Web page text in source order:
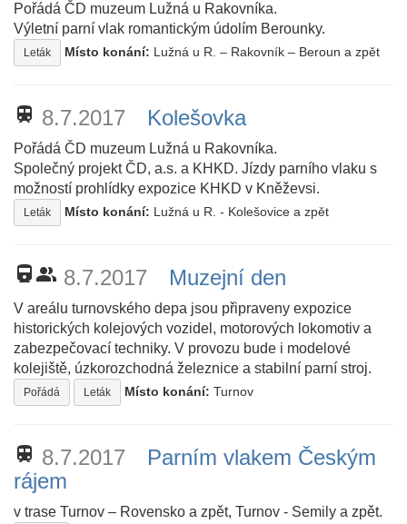
Pořádá ČD muzeum Lužná u Rakovníka.
Výletní parní vlak romantickým údolím Berounky.
Leták Místo konání: Lužná u R. – Rakovník – Beroun a zpět
train 8.7.2017 Kolešovka
Pořádá ČD muzeum Lužná u Rakovníka.
Společný projekt ČD, a.s. a KHKD. Jízdy parního vlaku s
možností prohlídky expozice KHKD v Kněževsi.
Leták Místo konání: Lužná u R. - Kolešovice a zpět
directions_railway people_alt 8.7.2017 Muzejní den
V areálu turnovského depa jsou připraveny expozice
historických kolejových vozidel, motorových lokomotiv a
zabezpečovací techniky. V provozu bude i modelové
kolejiště, úzkorozchodná železnice a stabilní parní stroj.
Pořádá Leták Místo konání: Turnov
train 8.7.2017
Parním vlakem Českým
rájem
v trase Turnov – Rovensko a zpět, Turnov - Semily a zpět.